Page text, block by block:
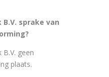
sprake van
geen
plaats.